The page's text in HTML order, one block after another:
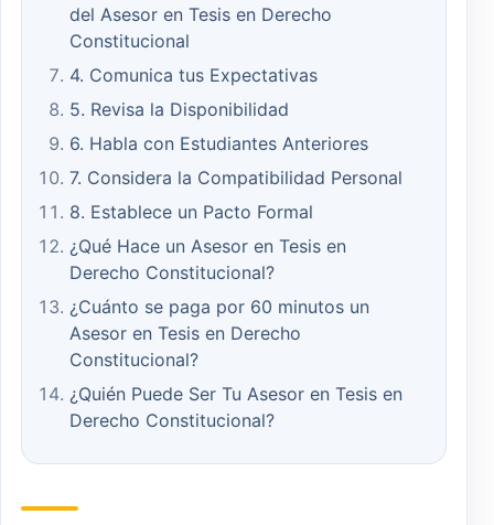
del Asesor en Tesis en Derecho
Constitucional
4. Comunica tus Expectativas
5. Revisa la Disponibilidad
6. Habla con Estudiantes Anteriores
7. Considera la Compatibilidad Personal
8. Establece un Pacto Formal
¿Qué Hace un Asesor en Tesis en
Derecho Constitucional?
¿Cuánto se paga por 60 minutos un
Asesor en Tesis en Derecho
Constitucional?
¿Quién Puede Ser Tu Asesor en Tesis en
Derecho Constitucional?